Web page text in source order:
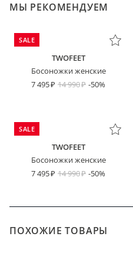
МЫ РЕКОМЕНДУЕМ
SALE
TWOFEET
Босоножки женские
7 495
14 990 -50%
SALE
TWOFEET
Босоножки женские
7 495
14 990 -50%
ПОХОЖИЕ ТОВАРЫ